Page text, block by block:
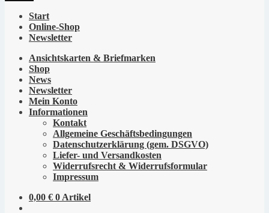
Start
Online-Shop
Newsletter
Ansichtskarten & Briefmarken
Shop
News
Newsletter
Mein Konto
Informationen
Kontakt
Allgemeine Geschäftsbedingungen
Datenschutzerklärung (gem. DSGVO)
Liefer- und Versandkosten
Widerrufsrecht & Widerrufsformular
Impressum
0,00 € 0 Artikel